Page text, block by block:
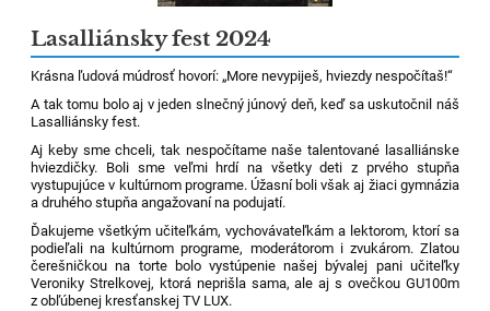
Lasalliánsky fest 2024
Krásna ľudová múdrosť hovorí: „More nevypiješ, hviezdy nespočítaš!“
A tak tomu bolo aj v jeden slnečný júnový deň, keď sa uskutočnil náš
Lasalliánsky fest.
Aj keby sme chceli, tak nespočítame naše talentované lasalliánske
hviezdičky. Boli sme veľmi hrdí na všetky deti z prvého stupňa
vystupujúce v kultúrnom programe. Úžasní boli však aj žiaci gymnázia
a druhého stupňa angažovaní na podujatí.
Ďakujeme všetkým učiteľkám, vychovávateľkám a lektorom, ktorí sa
podieľali na kultúrnom programe, moderátorom i zvukárom. Zlatou
čerešničkou na torte bolo vystúpenie našej bývalej pani učiteľky
Veroniky Strelkovej, ktorá neprišla sama, ale aj s ovečkou GU100m
z obľúbenej kresťanskej TV LUX.